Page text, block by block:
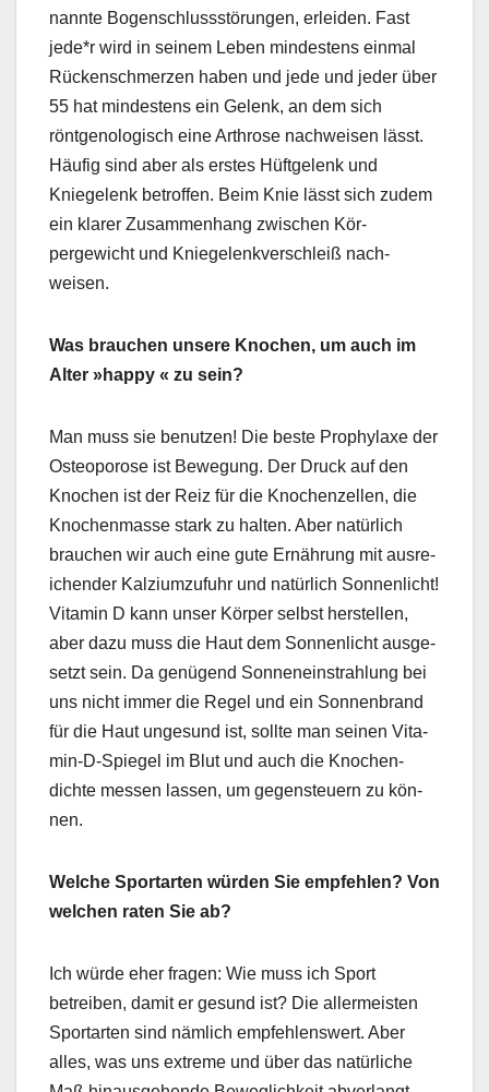
nan­nte Bogen­schlussstörun­gen, erlei­den. Fast
jede*r wird in seinem Leben min­destens ein­mal
Rück­en­schmerzen haben und jede und jed­er über
55 hat min­destens ein Gelenk, an dem sich
röntge­nol­o­gisch eine Arthrose nach­weisen lässt.
Häu­fig sind aber als erstes Hüft­ge­lenk und
Kniege­lenk betrof­fen. Beim Knie lässt sich zudem
ein klar­er Zusam­men­hang zwis­chen Kör­
pergewicht und Kniege­lenkver­schleiß nach­
weisen.
Was brauchen unsere Knochen, um auch im
Alter »hap­py « zu sein?
Man muss sie benutzen! Die beste Pro­phy­laxe der
Osteo­porose ist Bewe­gung. Der Druck auf den
Knochen ist der Reiz für die Knochen­zellen, die
Knochen­masse stark zu hal­ten. Aber natür­lich
brauchen wir auch eine gute Ernährung mit aus­re­
ichen­der Kalz­i­umzu­fuhr und natür­lich Son­nen­licht!
Vit­a­min D kann unser Kör­p­er selb­st her­stellen,
aber dazu muss die Haut dem Son­nen­licht aus­ge­
set­zt sein. Da genü­gend Sonnene­in­strahlung bei
uns nicht immer die Regel und ein Son­nen­brand
für die Haut unge­sund ist, sollte man seinen Vit­a­
min-D-Spiegel im Blut und auch die Knochen­
dichte messen lassen, um gegen­s­teuern zu kön­
nen.
Welche Sportarten wür­den Sie empfehlen? Von
welchen rat­en Sie ab?
Ich würde eher fra­gen: Wie muss ich Sport
betreiben, damit er gesund ist? Die aller­meis­ten
Sportarten sind näm­lich empfehlenswert. Aber
alles, was uns extreme und über das natür­liche